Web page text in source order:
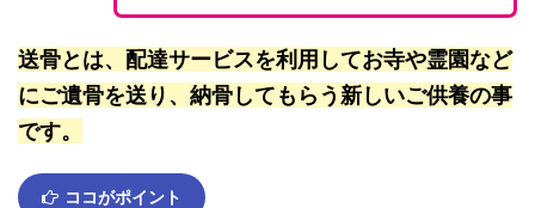
送骨とは、配達サービスを利用してお寺や霊園など
にご遺骨を送り、納骨してもらう新しいご供養の事
です。
ココがポイント